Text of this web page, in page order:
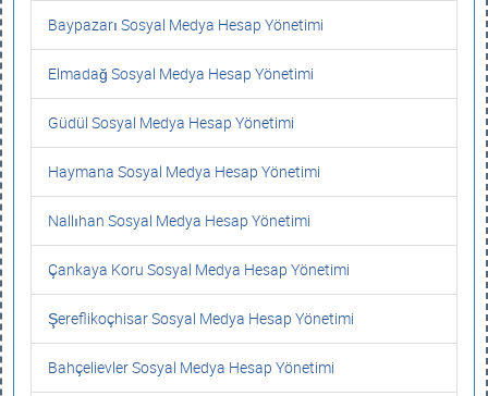
Baypazarı Sosyal Medya Hesap Yönetimi
Elmadağ Sosyal Medya Hesap Yönetimi
Güdül Sosyal Medya Hesap Yönetimi
Haymana Sosyal Medya Hesap Yönetimi
Nallıhan Sosyal Medya Hesap Yönetimi
Çankaya Koru Sosyal Medya Hesap Yönetimi
Şereflikoçhisar Sosyal Medya Hesap Yönetimi
Bahçelievler Sosyal Medya Hesap Yönetimi